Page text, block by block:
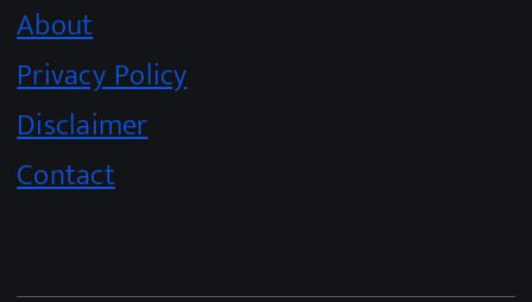
About
Privacy Policy
Disclaimer
Contact